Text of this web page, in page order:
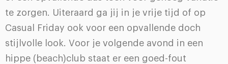
te zorgen. Uiteraard ga jij in je vrije tijd of op
Casual Friday ook voor een opvallende doch
stijlvolle look. Voor je volgende avond in een
hippe (beach)club staat er een goed-fout